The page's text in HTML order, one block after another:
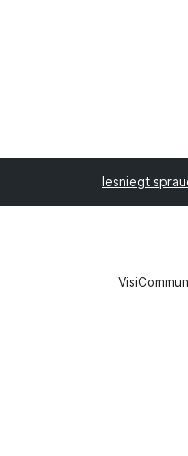
Iesniegt
Visi